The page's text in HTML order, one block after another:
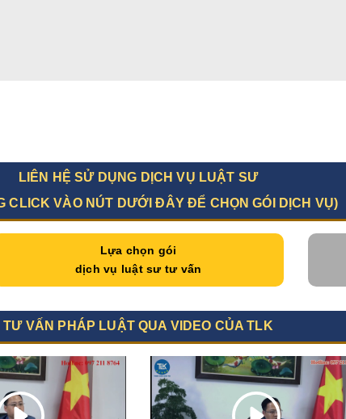
LIÊN HỆ SỬ DỤNG DỊCH VỤ LUẬT SƯ
CLICK VÀO NÚT DƯỚI ĐÂY ĐỂ CHỌN GÓI DỊCH VỤ)
Lựa chọn gói
dịch vụ luật sư tư vấn
TƯ VẤN PHÁP LUẬT QUA VIDEO CỦA TLK